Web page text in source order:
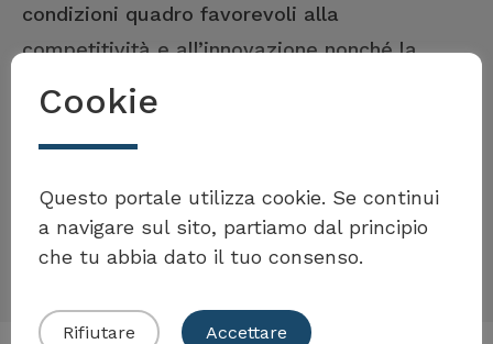
condizioni quadro favorevoli alla
competitività e all’innovazione nonché la
produttività per un’economia sostenibile.
Contributo della misura
Cookie
Questo portale utilizza cookie. Se continui
a navigare sul sito, partiamo dal principio
che tu abbia dato il tuo consenso.
Rifiutare Accettare